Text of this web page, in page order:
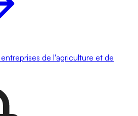
de l'agriculture et de